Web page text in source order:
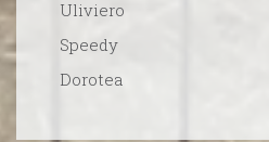
Uliviero
Speedy
Dorotea